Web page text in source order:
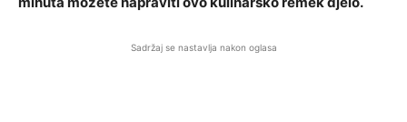
Sadržaj se nastavlja nakon oglasa